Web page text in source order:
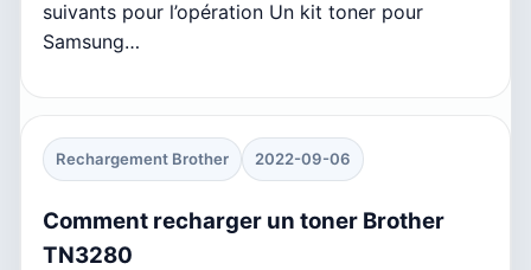
suivants pour l’opération Un kit toner pour
Samsung…
Rechargement Brother 2022-09-06
Comment recharger un toner Brother
TN3280